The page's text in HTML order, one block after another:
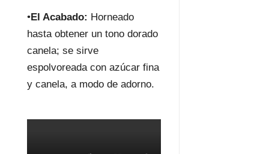
•El Acabado: Horneado
hasta obtener un tono dorado
canela; se sirve
espolvoreada con azúcar fina
y canela, a modo de adorno.